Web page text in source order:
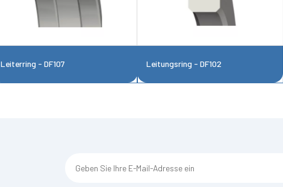
Leiterring - DF107 Leitungsring - DF102